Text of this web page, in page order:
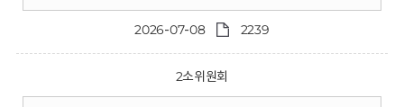
2026-07-08 2239
2소위원회